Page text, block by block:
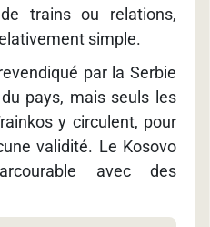
trains ou relations,
simple.
par la Serbie
pays, mais seuls les
y circulent, pour
validité. Le Kosovo
avec des